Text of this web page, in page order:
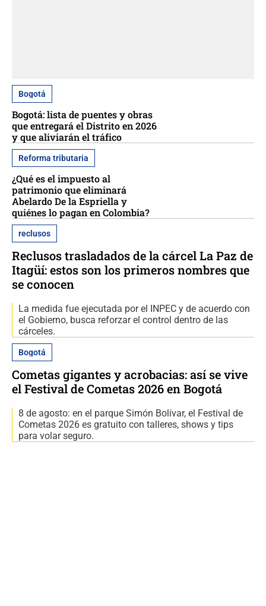
Bogotá
Bogotá: lista de puentes y obras
que entregará el Distrito en 2026
y que aliviarán el tráfico
Reforma tributaria
¿Qué es el impuesto al
patrimonio que eliminará
Abelardo De la Espriella y
quiénes lo pagan en Colombia?
reclusos
Reclusos trasladados de la cárcel La Paz de
Itagüí: estos son los primeros nombres que
se conocen
La medida fue ejecutada por el INPEC y de acuerdo con
el Gobierno, busca reforzar el control dentro de las
cárceles.
Bogotá
Cometas gigantes y acrobacias: así se vive
el Festival de Cometas 2026 en Bogotá
8 de agosto: en el parque Simón Bolívar, el Festival de
Cometas 2026 es gratuito con talleres, shows y tips
para volar seguro.